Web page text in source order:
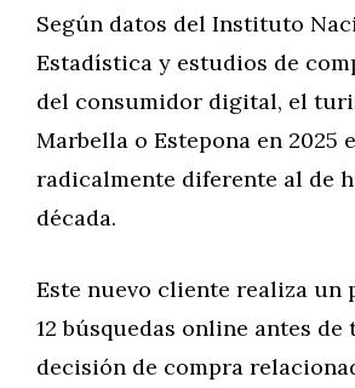
Según datos del Instituto
Estadística y estudios de
del consumidor digital, el
Marbella o Estepona en 2025
radicalmente diferente al de
década.
Este nuevo cliente realiza un
12 búsquedas online antes de
decisión de compra